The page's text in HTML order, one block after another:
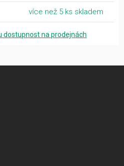
více než 5 ks skladem
dostupnost na prodejnách